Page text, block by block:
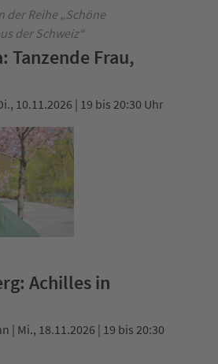
der Reihe „Schöne
der Schweiz“
Tanzende Frau,
10.11.2026 | 19 bis 20:30 Uhr
Achilles in
Mi., 18.11.2026 | 19 bis 20:30